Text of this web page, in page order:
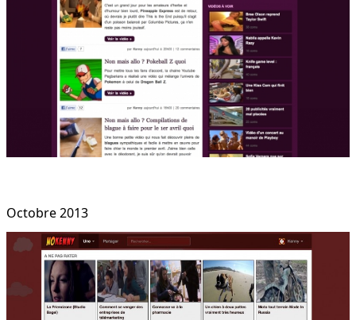
Octobre 2013